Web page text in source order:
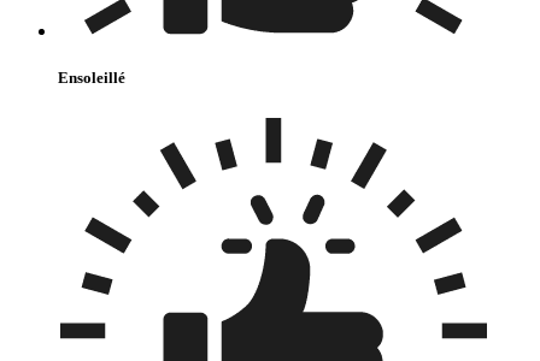
Ensoleillé